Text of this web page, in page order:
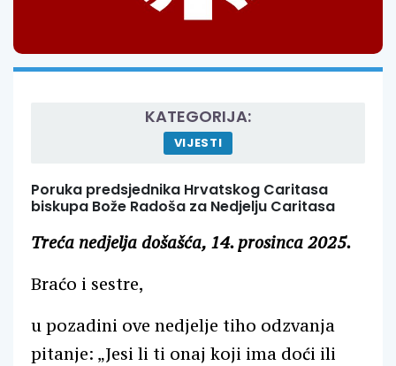
KATEGORIJA:
VIJESTI
Poruka predsjednika Hrvatskog Caritasa
biskupa Bože Radoša za Nedjelju Caritasa
Treća nedjelja došašća, 14. prosinca 2025.
Braćo i sestre,
u pozadini ove nedjelje tiho odzvanja
pitanje: „Jesi li ti onaj koji ima doći ili